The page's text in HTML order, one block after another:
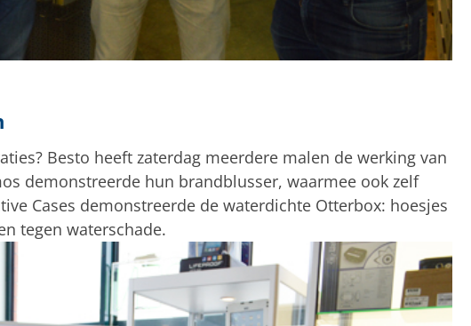
Besto heeft zaterdag meerdere malen de werking van
demonstreerde hun brandblusser, waarmee ook zelf
Cases demonstreerde de waterdichte Otterbox: hoesjes
tegen waterschade.